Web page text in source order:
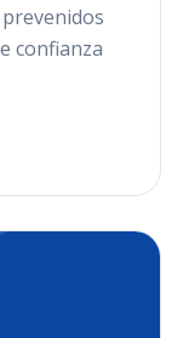
confianza